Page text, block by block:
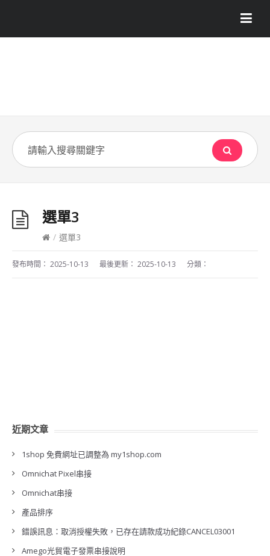
選單3
/ 選單3
發布時間： 2025-10-13 最後更新： 2025-10-13 分類：
近期文章
1shop 免費網址已調整為 my1shop.com
Omnichat Pixel串接
Omnichat串接
產品排序
錯誤訊息：取消授權失敗，已存在請款成功紀錄CANCEL03001
Amego光貿電子發票串接說明